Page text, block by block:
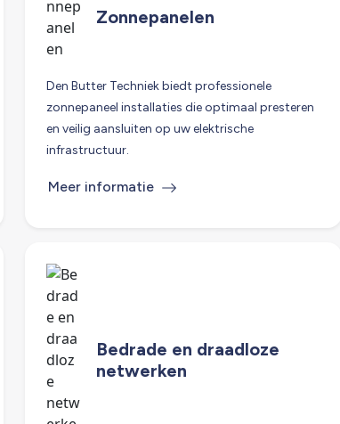
Zonnepanelen
Den Butter Techniek biedt professionele
zonnepaneel installaties die optimaal presteren
en veilig aansluiten op uw elektrische
infrastructuur.
Meer informatie
Bedrade en draadloze
netwerken